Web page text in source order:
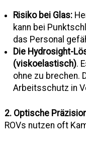
Risiko bei Glas:
kann bei
das Personal
Die Hydrosight-
(viskoelastisch).
ohne zu brechen.
Arbeitsschutz in
2. Optische
ROVs nutzen oft